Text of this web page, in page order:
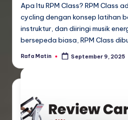
Apa Itu RPM Class? RPM Class
cycling dengan konsep latihan
instruktur, dan diiringi musik
bersepeda biasa, RPM Class
Posted
Rafa Matin September 9, 2025